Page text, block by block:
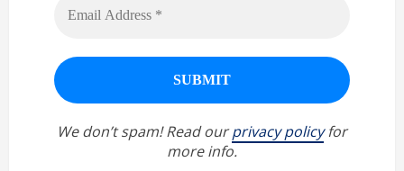
We don’t spam! Read ourprivacy policyfor
more info.